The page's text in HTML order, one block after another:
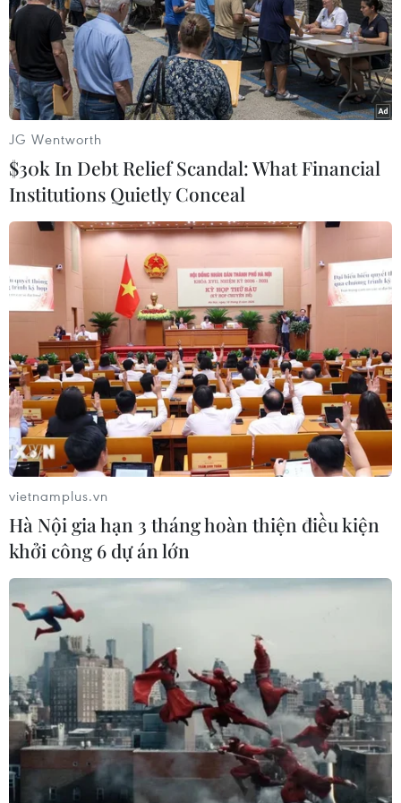
Theo dõi VietnamPlus
TIN CÙNG CHUYÊN MỤC
Chứng khoán tuần tới: VN-Index có
vượt được vùng 1.800 điểm?
09/08/2026 10:42
Thị trường chứng khoán: Sức ép từ
"vùng trũng" thông tin sau một nhịp
phục hồi
08/08/2026 08:04
VN-Index tăng hơn 3 điểm nhờ sức
07/08/2026 09:36
Chứng khoán Mỹ rời đỉnh khi giá
năng lượng leo thang
06/08/2026 23:58
Chứng khoán 6/8: Cổ phiếu hóa chất
tăng trần, trắng bên bán giữa phiên
đỏ lửa
06/08/2026 09:40
JG Wentworth
$30k In Debt Relief Scandal: What Financial
Institutions Quietly Conceal
vietnamplus.vn
Hà Nội gia hạn 3 tháng hoàn thiện điều kiện
khởi công 6 dự án lớn